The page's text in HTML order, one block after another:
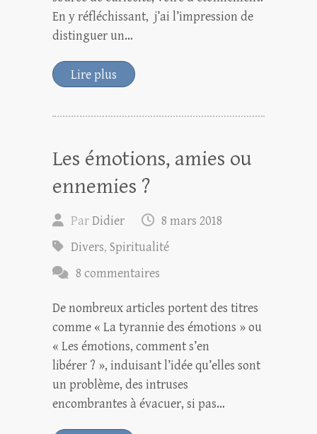
En y réfléchissant, j’ai l’impression de
distinguer un…
Lire plus
Les émotions, amies ou
ennemies ?
ParDidier
8 mars 2018
Divers, Spiritualité
8 commentaires
De nombreux articles portent des titres
comme « La tyrannie des émotions » ou
« Les émotions, comment s’en
libérer ? », induisant l’idée qu’elles sont
un problème, des intruses
encombrantes à évacuer, si pas…